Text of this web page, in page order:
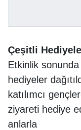
Çeşitli
Etkinlik
hediyeler
katılımcı
ziyareti hediye
anlarla